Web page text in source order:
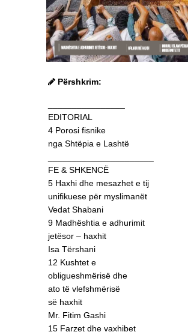
Përshkrim:
EDITORIAL
4 Porosi fisnike
nga Shtëpia e Lashtë
FE & SHKENCË
5 Haxhi dhe mesazhet e tij
unifikuese për myslimanët
Vedat Shabani
9 Madhështia e adhurimit
jetësor – haxhit
Isa Tërshani
12 Kushtet e
obligueshmërisë dhe
ato të vlefshmërisë
së haxhit
Mr. Fitim Gashi
15 Farzet dhe vaxhibet